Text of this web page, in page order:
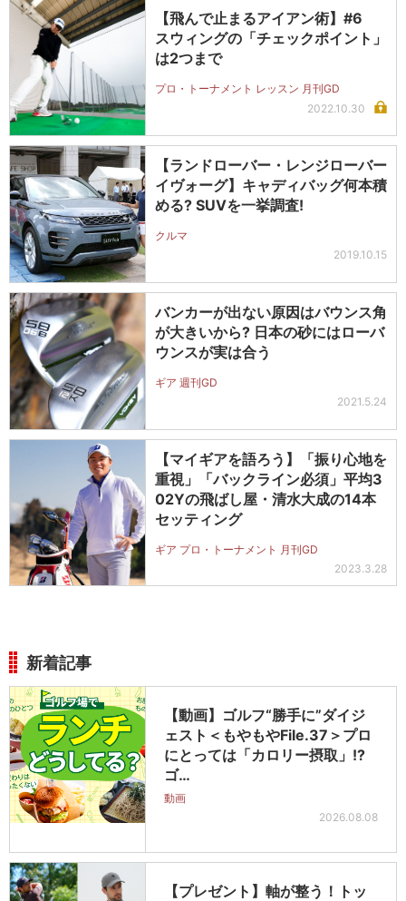
【飛んで止まるアイアン術】#6
スウィングの「チェックポイント」
は2つまで
プロ・トーナメント レッスン 月刊GD
2022.10.30
【ランドローバー・レンジローバー
イヴォーグ】キャディバッグ何本積
める? SUVを一挙調査!
クルマ
2019.10.15
バンカーが出ない原因はバウンス角
が大きいから? 日本の砂にはローバ
ウンスが実は合う
ギア 週刊GD
2021.5.24
【マイギアを語ろう】「振り心地を
重視」「バックライン必須」平均3
02Yの飛ばし屋・清水大成の14本
セッティング
ギア プロ・トーナメント 月刊GD
2023.3.28
新着記事
【動画】ゴルフ“勝手に”ダイジ
ェスト＜もやもやFile.37＞プロ
にとっては「カロリー摂取」!?
ゴ…
動画
2026.08.08
【プレゼント】軸が整う！トッ